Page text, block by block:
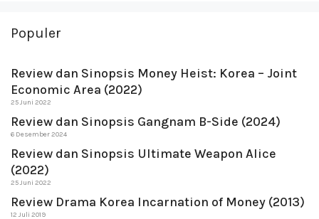
Populer
Review dan Sinopsis Money Heist: Korea – Joint
Economic Area (2022)
25 Juni 2022
Review dan Sinopsis Gangnam B-Side (2024)
6 Desember 2024
Review dan Sinopsis Ultimate Weapon Alice
(2022)
25 Juni 2022
Review Drama Korea Incarnation of Money (2013)
12 Juli 2019